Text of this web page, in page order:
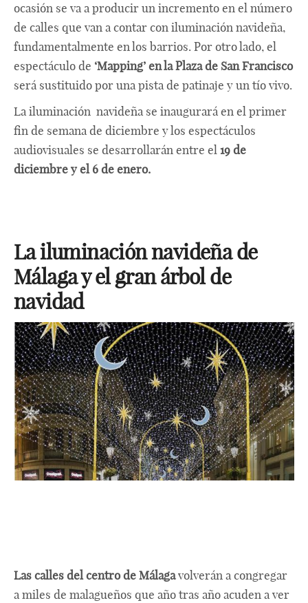
ocasión se va a producir un incremento en el número
de calles que van a contar con iluminación navideña,
fundamentalmente en los barrios. Por otro lado, el
espectáculo de ‘Mapping’ en la Plaza de San Francisco
será sustituido por una pista de patinaje y un tío vivo.
La iluminación navideña se inaugurará en el primer
fin de semana de diciembre y los espectáculos
audiovisuales se desarrollarán entre el19 de
diciembre y el 6 de enero.
La iluminación navideña de
Málaga y el gran árbol de
navidad
Las calles del centro de Málagavolverán a congregar
a miles de malagueños que año tras año acuden a ver